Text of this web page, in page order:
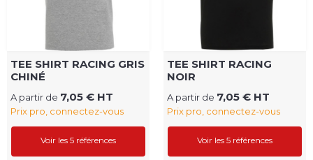
TEE SHIRT RACING GRIS
CHINÉ
A partir de 7,05 € HT
Prix pro, connectez-vous
Voir les 5 références
TEE SHIRT RACING
NOIR
A partir de 7,05 € HT
Prix pro, connectez-vous
Voir les 5 références